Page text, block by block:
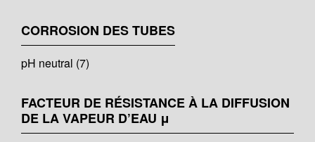
CORROSION DES TUBES
pH neutral (7)
FACTEUR DE RÉSISTANCE À LA DIFFUSION
DE LA VAPEUR D’EAU μ